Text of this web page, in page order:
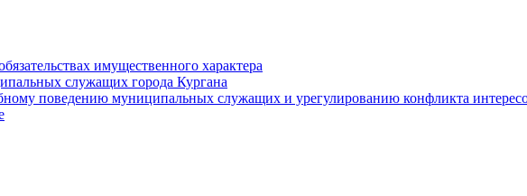
имущественного характера
служащих города Кургана
поведению муниципальных служащих и урегулированию конфликта